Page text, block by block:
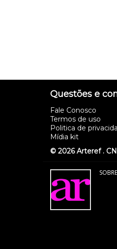
Questões e
Fale Conosco
Termos de uso
Politica de
Mídia kit
© 2026 Arteref .